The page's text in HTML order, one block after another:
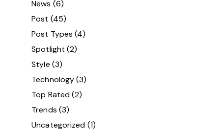
News (6)
Post (45)
Post Types (4)
Spotlight (2)
Style (3)
Technology(3)
Top Rated(2)
Trends (3)
Uncategorized (1)